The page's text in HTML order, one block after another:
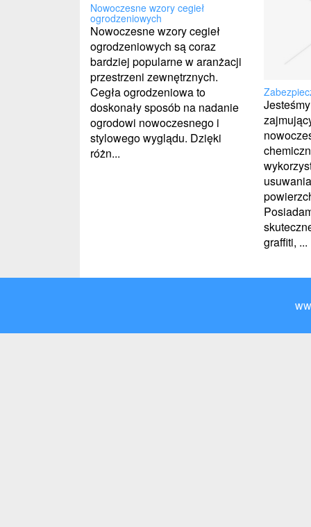
Nowoczesne wzory cegieł
ogrodzeniowych
Nowoczesne wzory cegieł
ogrodzeniowych są coraz
bardziej popularne w aranżacji
przestrzeni zewnętrznych.
Cegła ogrodzeniowa to
doskonały sposób na nadanie
ogrodowi nowoczesnego i
stylowego wyglądu. Dzięki
różn...
graffiti, ...